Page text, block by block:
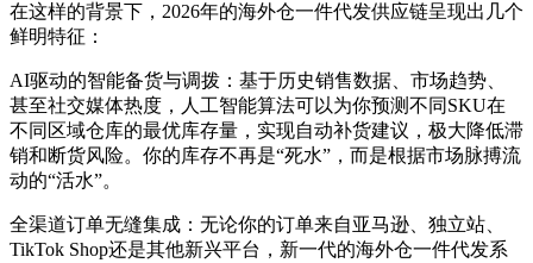
在这样的背景下，2026年的海外仓一件代发供应链呈现出几个
鲜明特征：
AI驱动的智能备货与调拨：基于历史销售数据、市场趋势、
甚至社交媒体热度，人工智能算法可以为你预测不同SKU在
不同区域仓库的最优库存量，实现自动补货建议，极大降低滞
销和断货风险。你的库存不再是“死水”，而是根据市场脉搏流
动的“活水”。
全渠道订单无缝集成：无论你的订单来自亚马逊、独立站、
TikTok Shop还是其他新兴平台，新一代的海外仓一件代发系